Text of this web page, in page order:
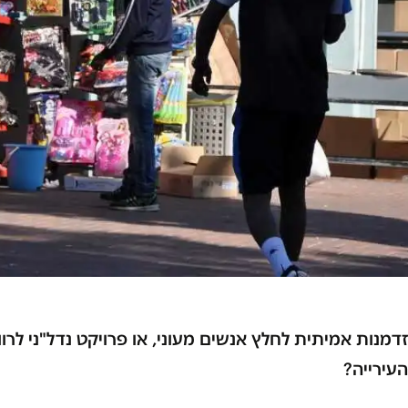
זדמנות אמיתית לחלץ אנשים מעוני, או פרויקט נדל"ני
העירייה?